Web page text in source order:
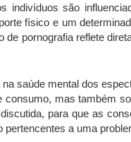
indivíduos são
físico e um
pornografia reflete
saúde mental dos
mas também
para que as
a uma